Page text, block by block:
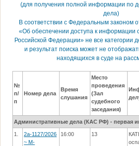
(для получения полной информации по
дела)
В соответствии с Федеральным законом
«Об обеспечении доступа к информации
Российской Федерации» не все категории
и результат поиска может не
находящихся в суде на
№
п/
п
Номер дела
Время
слушания
Место
проведения
(Зал
судебного
заседания)
Административные дела (КАC РФ) - первая
1.
2а-1127/2026
~ M-
16:00 13